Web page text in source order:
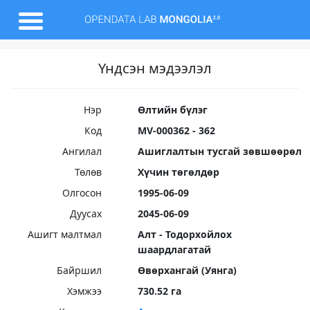
Үндсэн мэдээлэл
Нэр
Өлтийн бүлэг
Код
MV-000362 - 362
Ангилал
Ашиглалтын тусгай зөвшөөрөл
Төлөв
Хүчин төгөлдөр
Олгосон
1995-06-09
Дуусах
2045-06-09
Ашигт малтмал
Алт - Тодорхойлох
шаардлагатай
Байршил
Өвөрхангай (Уянга)
Хэмжээ
730.52 га